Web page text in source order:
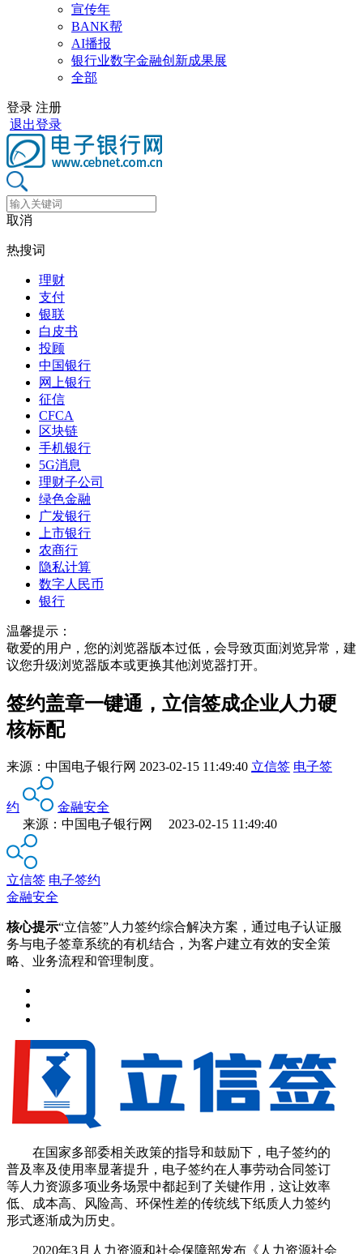
宣传年
BANK帮
AI播报
银行业数字金融创新成果展
全部
登录 注册
退出登录
取消
热搜词
理财
支付
银联
白皮书
投顾
中国银行
网上银行
征信
CFCA
区块链
手机银行
5G消息
理财子公司
绿色金融
广发银行
上市银行
农商行
隐私计算
数字人民币
银行
温馨提示：
敬爱的用户，您的浏览器版本过低，会导致页面浏览异常，建
议您升级浏览器版本或更换其他浏览器打开。
签约盖章一键通，立信签成企业人力硬
核标配
来源： 中国电子银行网 2023-02-15 11:49:40 立信签 电子签
约
金融安全
来源：中国电子银行网 2023-02-15 11:49:40
立信签 电子签约
金融安全
核心提示“立信签”人力签约综合解决方案，通过电子认证服
务与电子签章系统的有机结合，为客户建立有效的安全策
略、业务流程和管理制度。
在国家多部委相关政策的指导和鼓励下，电子签约的
普及率及使用率显著提升，电子签约在人事劳动合同签订
等人力资源多项业务场景中都起到了关键作用，这让效率
低、成本高、风险高、环保性差的传统线下纸质人力签约
形式逐渐成为历史。
2020年3月人力资源和社会保障部发布《人力资源社会